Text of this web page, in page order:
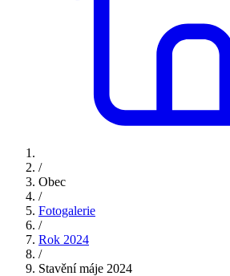
/
Obec
/
Fotogalerie
/
Rok 2024
/
Stavění máje 2024